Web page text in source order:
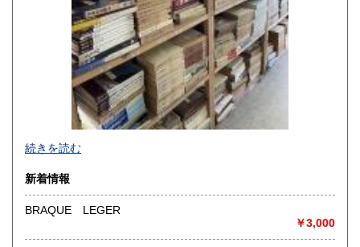
-
沿線名：-
最寄駅：-
営業時間：-
定休日：-
書籍の買取について
続きを読む
新着情報
BRAQUE LEGER
￥3,000